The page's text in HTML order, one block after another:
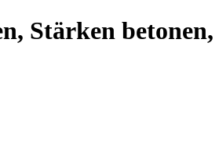
Stärken